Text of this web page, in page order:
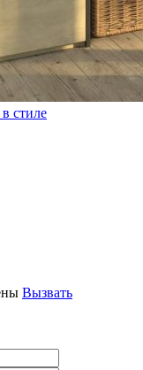
стиле
Вызвать